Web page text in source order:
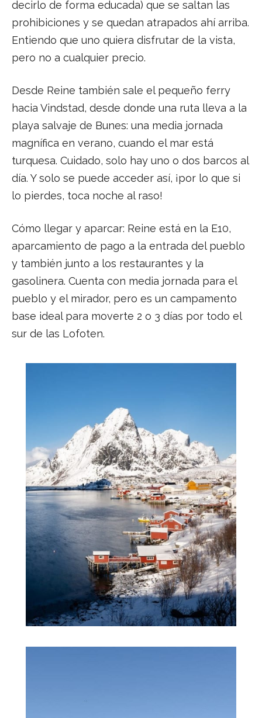
decirlo de forma educada) que se saltan las
prohibiciones y se quedan atrapados ahí arriba.
Entiendo que uno quiera disfrutar de la vista,
pero no a cualquier precio.
Desde Reine también sale el pequeño ferry
hacia Vindstad, desde donde una ruta lleva a la
playa salvaje de Bunes: una media jornada
magnífica en verano, cuando el mar está
turquesa. Cuidado, solo hay uno o dos barcos al
día. Y solo se puede acceder así, ¡por lo que si
lo pierdes, toca noche al raso!
Cómo llegar y aparcar: Reine está en la E10,
aparcamiento de pago a la entrada del pueblo
y también junto a los restaurantes y la
gasolinera. Cuenta con media jornada para el
pueblo y el mirador, pero es un campamento
base ideal para moverte 2 o 3 días por todo el
sur de las Lofoten.